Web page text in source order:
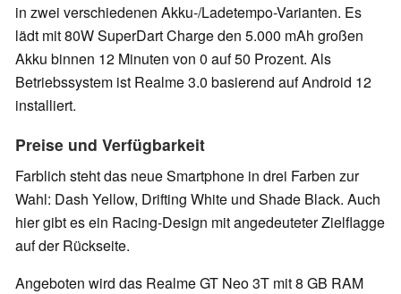
in zwei verschiedenen Akku-/Ladetempo-Varianten. Es
lädt mit 80W SuperDart Charge den 5.000 mAh großen
Akku binnen 12 Minuten von 0 auf 50 Prozent. Als
Betriebssystem ist Realme 3.0 basierend auf Android 12
installiert.
Preise und Verfügbarkeit
Farblich steht das neue Smartphone in drei Farben zur
Wahl: Dash Yellow, Drifting White und Shade Black. Auch
hier gibt es ein Racing-Design mit angedeuteter Zielflagge
auf der Rückseite.
Angeboten wird das Realme GT Neo 3T mit 8 GB RAM